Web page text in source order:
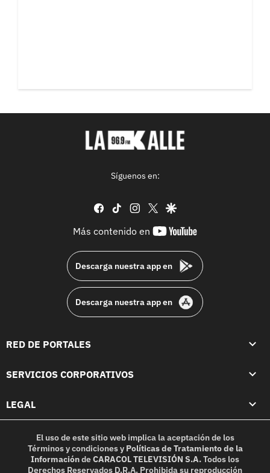
Síguenos en:
facebook
tiktok instagram
twittergoogle
Más contenido en
youtube-
Descarga nuestra app en
Descarga nuestra app en
RED DE PORTALES
SERVICIOS CORPORATIVOS
LEGAL
El uso de este sitio web implica la aceptación de los
Términos y condicionesy Políticas de Tratamiento de la
InformacióndeCARACOL TELEVISIÓN S.A.Todos los
Derechos Reservados D.R.A. Prohibida su reproducción